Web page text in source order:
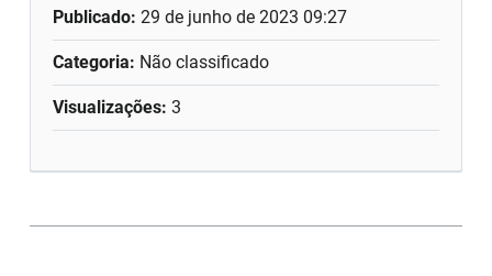
Publicado:29 de junho de 2023 09:27
Categoria: Não classificado
Visualizações: 3